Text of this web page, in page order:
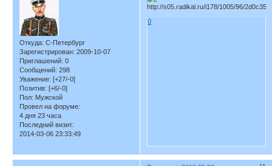
Откуда: С-Петербург
Зарегистрирован: 2009-10-07
Приглашений: 0
Сообщений: 298
Уважение: [+27/-0]
Позитив: [+6/-0]
Пол: Мужской
Провел на форуме:
4 дня 23 часа
Последний визит:
2014-03-06 23:33:49
0